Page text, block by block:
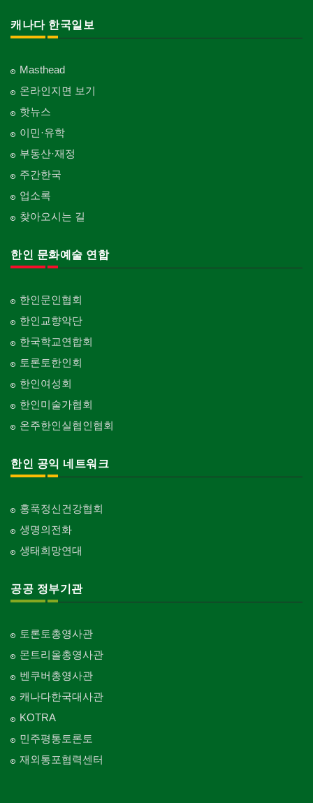
캐나다 한국일보
Masthead
온라인지면 보기
핫뉴스
이민·유학
부동산·재정
주간한국
업소록
찾아오시는 길
한인 문화예술 연합
한인문인협회
한인교향악단
한국학교연합회
토론토한인회
한인여성회
한인미술가협회
온주한인실협인협회
한인 공익 네트워크
홍푹정신건강협회
생명의전화
생태희망연대
공공 정부기관
토론토총영사관
몬트리올총영사관
벤쿠버총영사관
캐나다한국대사관
KOTRA
민주평통토론토
재외통포협력센터